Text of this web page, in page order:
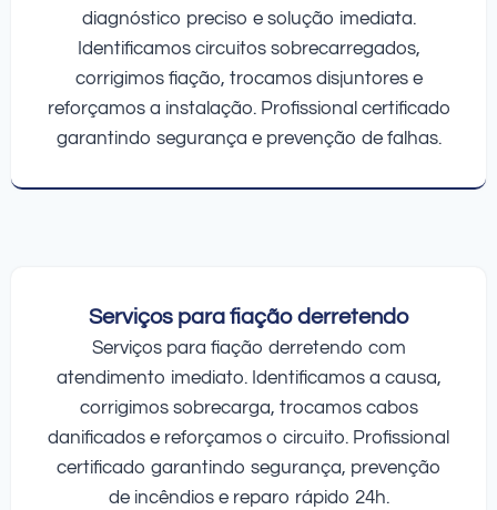
diagnóstico preciso e solução imediata.
Identificamos circuitos sobrecarregados,
corrigimos fiação, trocamos disjuntores e
reforçamos a instalação. Profissional certificado
garantindo segurança e prevenção de falhas.
Serviços para fiação derretendo
Serviços para fiação derretendo com
atendimento imediato. Identificamos a causa,
corrigimos sobrecarga, trocamos cabos
danificados e reforçamos o circuito. Profissional
certificado garantindo segurança, prevenção
de incêndios e reparo rápido 24h.